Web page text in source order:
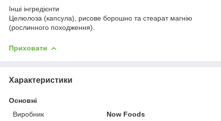
Інші інгредієнти
Целюлоза (капсула), рисове борошно та стеарат магнію
(рослинного походження).
Приховати
Характеристики
Основні
Виробник
Now Foods